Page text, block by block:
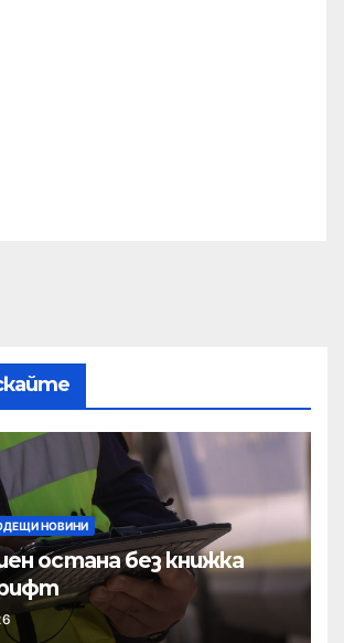
НОВИНИ
остана без книжка